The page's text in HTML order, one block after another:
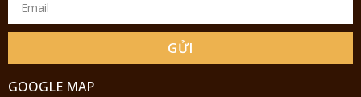
GỬI
GOOGLE MAP